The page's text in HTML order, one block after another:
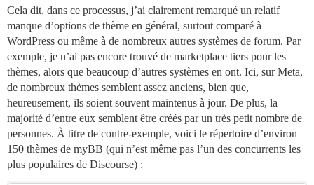
Cela dit, dans ce processus, j’ai clairement remarqué un relatif
manque d’options de thème en général, surtout comparé à
WordPress ou même à de nombreux autres systèmes de forum. Par
exemple, je n’ai pas encore trouvé de marketplace tiers pour les
thèmes, alors que beaucoup d’autres systèmes en ont. Ici, sur Meta,
de nombreux thèmes semblent assez anciens, bien que,
heureusement, ils soient souvent maintenus à jour. De plus, la
majorité d’entre eux semblent être créés par un très petit nombre de
personnes. À titre de contre-exemple, voici le répertoire d’environ
150 thèmes de myBB (qui n’est même pas l’un des concurrents les
plus populaires de Discourse) :